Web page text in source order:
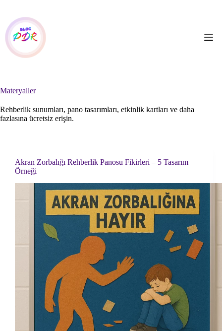
content
Materyaller
Rehberlik sunumları, pano tasarımları, etkinlik kartları ve daha
fazlasına ücretsiz erişin.
Akran Zorbalığı Rehberlik Panosu Fikirleri – 5 Tasarım
Örneği